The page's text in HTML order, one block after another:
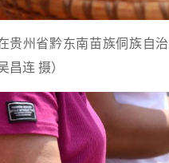
贵州省黔东南苗族侗族自
昌连 摄）